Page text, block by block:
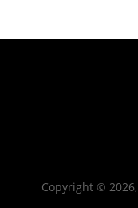
Copyright © 2026,